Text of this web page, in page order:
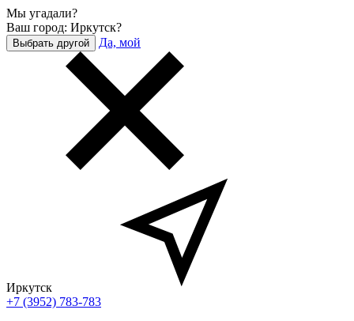
Мы угадали?
Ваш город: Иркутск?
Выбрать другой Да, мой
Иркутск
+7 (3952) 783-783